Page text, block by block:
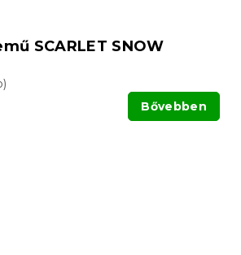
SCARLET SNOW
Bővebben